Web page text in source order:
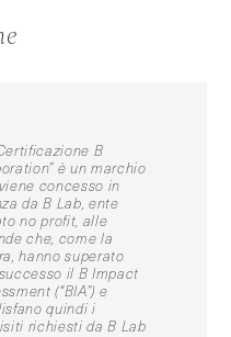
B
è un marchio
concesso in
da B Lab, ente
no profit, alle
che, come la
hanno superato
il B Impact
(“BIA”) e
quindi i
richiesti da B Lab